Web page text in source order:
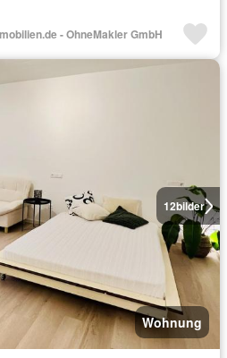
- OhneMakler GmbH
12bilder
Wohnung